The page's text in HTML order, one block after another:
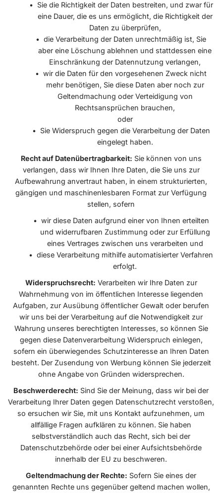
Sie die Richtigkeit der Daten bestreiten, und zwar für
eine Dauer, die es uns ermöglicht, die Richtigkeit der
Daten zu überprüfen,
die Verarbeitung der Daten unrechtmäßig ist, Sie
aber eine Löschung ablehnen und stattdessen eine
Einschränkung der Datennutzung verlangen,
wir die Daten für den vorgesehenen Zweck nicht
mehr benötigen, Sie diese Daten aber noch zur
Geltendmachung oder Verteidigung von
Rechtsansprüchen brauchen,
oder
Sie Widerspruch gegen die Verarbeitung der Daten
eingelegt haben.
Recht auf Datenübertragbarkeit: Sie können von uns
verlangen, dass wir Ihnen Ihre Daten, die Sie uns zur
Aufbewahrung anvertraut haben, in einem strukturierten,
gängigen und maschinenlesbaren Format zur Verfügung
stellen, sofern
wir diese Daten aufgrund einer von Ihnen erteilten
und widerrufbaren Zustimmung oder zur Erfüllung
eines Vertrages zwischen uns verarbeiten und
diese Verarbeitung mithilfe automatisierter Verfahren
erfolgt.
Widerspruchsrecht: Verarbeiten wir Ihre Daten zur
Wahrnehmung von im öffentlichen Interesse liegenden
Aufgaben, zur Ausübung öffentlicher Gewalt oder berufen
wir uns bei der Verarbeitung auf die Notwendigkeit zur
Wahrung unseres berechtigten Interesses, so können Sie
gegen diese Datenverarbeitung Widerspruch einlegen,
sofern ein überwiegendes Schutzinteresse an Ihren Daten
besteht. Der Zusendung von Werbung können Sie jederzeit
ohne Angabe von Gründen widersprechen.
Beschwerderecht: Sind Sie der Meinung, dass wir bei der
Verarbeitung Ihrer Daten gegen Datenschutzrecht verstoßen,
so ersuchen wir Sie, mit uns Kontakt aufzunehmen, um
allfällige Fragen aufklären zu können. Sie haben
selbstverständlich auch das Recht, sich bei der
Datenschutzbehörde oder bei einer Aufsichtsbehörde
innerhalb der EU zu beschweren.
Geltendmachung der Rechte: Sofern Sie eines der
genannten Rechte uns gegenüber geltend machen wollen,